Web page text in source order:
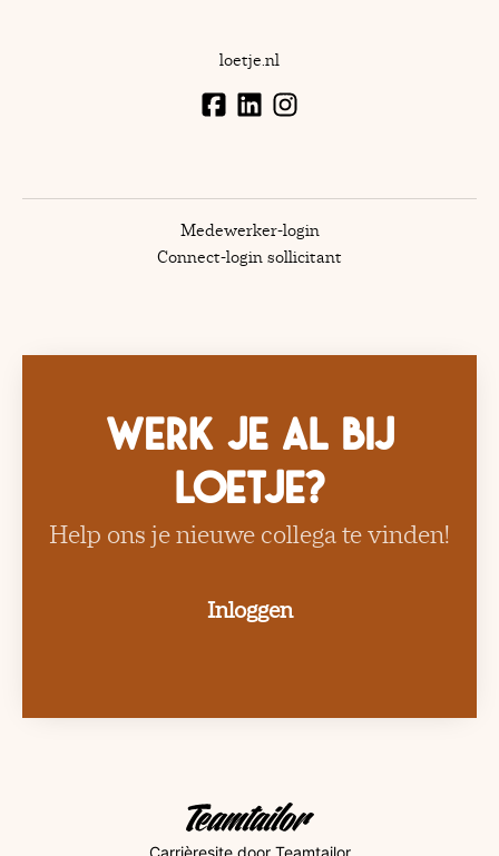
loetje.nl
Medewerker-login
Connect-login sollicitant
Werk je al bij
Loetje?
Help ons je nieuwe collega te vinden!
Inloggen
Carrièresitedoor Teamtailor